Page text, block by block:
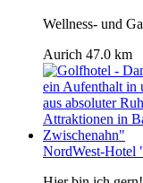
Wellness- und
Aurich 47.0 km
NordWest-Hotel